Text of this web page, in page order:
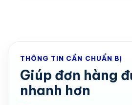
THÔNG TIN CẦN CHUẨN BỊ
Giúp đơn hàng
nhanh hơn